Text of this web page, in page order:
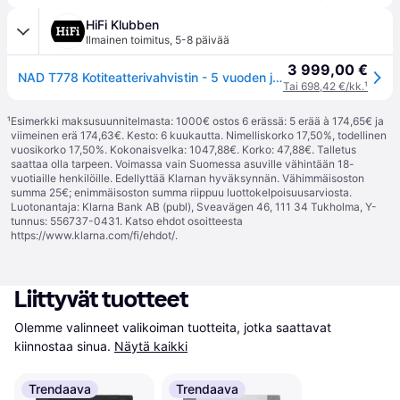
HiFi Klubben
Ilmainen toimitus, 5-8 päivää
NAD T778 Kotiteatterivahvistin - 5 vuoden jäsentakuu HiFi-tuotteille 3 999,00 €
Tai 698,42 €/kk.¹
¹Esimerkki maksusuunnitelmasta: 1000€ ostos 6 erässä: 5 erää à 174,65€ ja
viimeinen erä 174,63€. Kesto: 6 kuukautta. Nimelliskorko 17,50%, todellinen
vuosikorko 17,50%. Kokonaisvelka: 1047,88€. Korko: 47,88€. Talletus
saattaa olla tarpeen. Voimassa vain Suomessa asuville vähintään 18-
vuotiaille henkilöille. Edellyttää Klarnan hyväksynnän. Vähimmäisoston
summa 25€; enimmäisoston summa riippuu luottokelpoisuusarviosta.
Luotonantaja: Klarna Bank AB (publ), Sveavägen 46, 111 34 Tukholma, Y-
tunnus: 556737-0431. Katso ehdot osoitteesta
https://www.klarna.com/fi/ehdot/.
Liittyvät tuotteet
Olemme valinneet valikoiman tuotteita, jotka saattavat
kiinnostaa sinua. Näytä kaikki
Trendaava Trendaava